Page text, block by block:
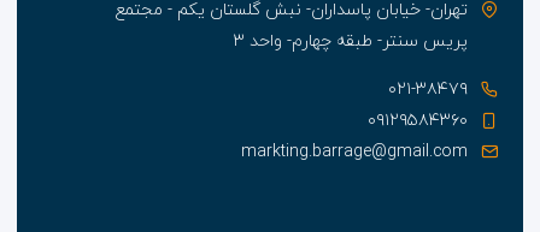
تهران- خیابان پاسداران- نبش گلستان یکم - مجتمع
پریس سنتر- طبقه چهارم- واحد ۳
۰۲۱-۳۸۴۷۹
۰۹۱۲۹۵۸۴۳۶۰
markting.barrage@gmail.com